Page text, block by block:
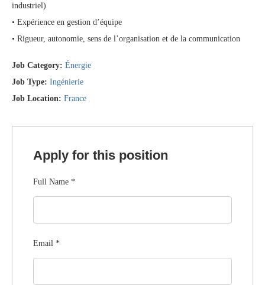
industriel)
• Expérience en gestion d’équipe
• Rigueur, autonomie, sens de l’organisation et de la communication
Job Category: Énergie
Job Type: Ingénierie
Job Location: France
Apply for this position
Full Name *
Email *